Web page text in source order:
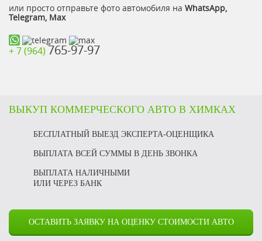
или просто отправьте фото автомобиля на WhatsApp,
Telegram, Max
+ 7 (964) 765-97-97
ВЫКУП КОММЕРЧЕСКОГО АВТО В ХИМКАХ
БЕСПЛАТНЫЙ ВЫЕЗД ЭКСПЕРТА-ОЦЕНЩИКА
ВЫПЛАТА ВСЕЙ СУММЫ В ДЕНЬ ЗВОНКА
ВЫПЛАТА НАЛИЧНЫМИ
ИЛИ ЧЕРЕЗ БАНК
ОСТАВИТЬ ЗАЯВКУ НА ОЦЕНКУ СТОИМОСТИ АВТО